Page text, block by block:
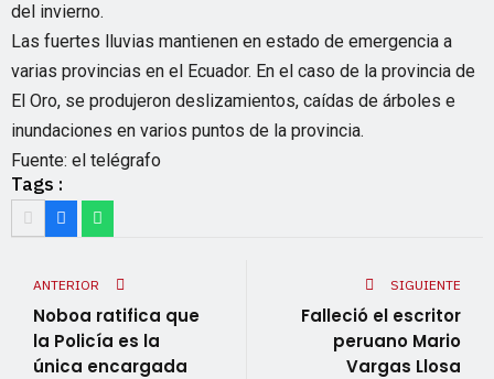
del invierno.
Las fuertes lluvias mantienen en estado de emergencia a
varias provincias en el Ecuador. En el caso de la provincia de
El Oro, se produjeron deslizamientos, caídas de árboles e
inundaciones en varios puntos de la provincia.
Fuente: el telégrafo
Tags :
ANTERIOR
Noboa ratifica que
la Policía es la
única encargada
SIGUIENTE
Falleció el escritor
peruano Mario
Vargas Llosa